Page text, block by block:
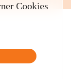
Cookies